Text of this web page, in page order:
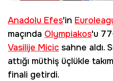
Anadolu Efes'in
maçında Olympiakos'u
Vasilije Micic sahne aldı.
attığı müthiş üçlükle
finali getirdi.